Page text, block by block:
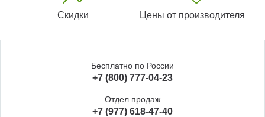
Скидки Цены от производителя
Бесплатно по России
+7 (800) 777-04-23
Отдел продаж
+7 (977) 618-47-40